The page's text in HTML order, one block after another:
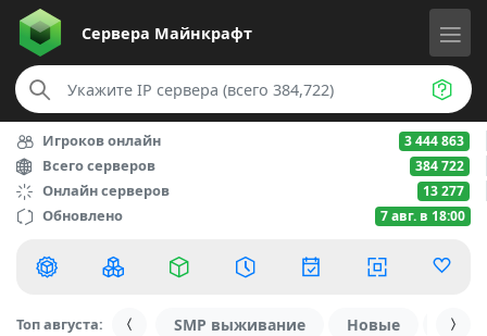
Сервера Майнкрафт
Игроков онлайн 3 444 863
Всего серверов 384 722
Онлайн серверов 13 277
Обновлено 7 авг. в 18:00
Топ августа: SMP выживание Новые С